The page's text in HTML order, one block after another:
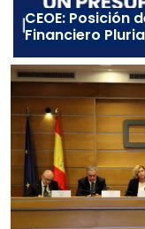
CEOE: Posición
Financiero